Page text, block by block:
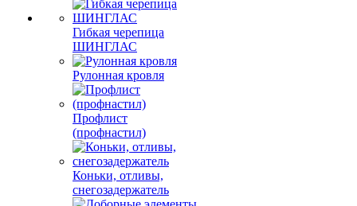
Гибкая черепица
ШИНГЛАС
Рулонная кровля
Профлист
(профнастил)
Коньки, отливы,
снегозадержатель